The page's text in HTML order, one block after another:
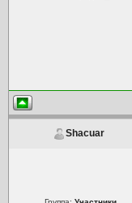
Shacuar